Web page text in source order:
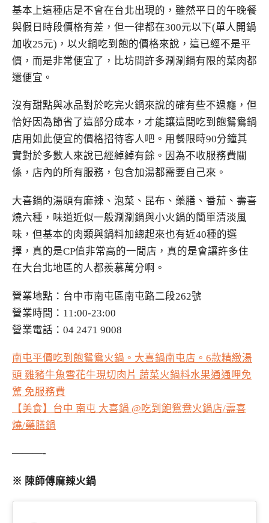
基本上這種店是不會在台北出現的，雖然平日的午晚餐
與假日時段價格有差，但一律都在300元以下(單人開鍋
加收25元)，以火鍋吃到飽的價格來說，這已經不是平
價，而是非常便宜了，比坊間許多涮涮鍋有限的菜肉都
還便宜。
沒有甜點與冰品對於吃完火鍋來說的確有些不過癮，但
恰好因為節省了這部分成本，才能讓這間吃到飽鴛鴦鍋
店用如此便宜的價格招待客人吧。用餐限時90分鐘其
實對於多數人來說已經綽綽有餘。因為不收服務費關
係，店內的所有服務，包含加湯都需要自己來。
大喜鍋的湯頭有麻辣、泡菜、昆布、藥膳、番茄、壽喜
燒六種，味道近似一般涮涮鍋與小火鍋的簡單清淡風
味，但基本的肉類與鍋料加總起來也有近40種的選
擇，真的是CP值非常高的一間店，真的是會讓許多住
在大台北地區的人都羨慕萬分啊。
營業地點：台中市南屯區南屯路二段262號
營業時間：11:00-23:00
營業電話：04 2471 9008
南屯平價吃到飽鴛鴦火鍋。大喜鍋南屯店。6款精緻湯
頭 雞豬牛魚雪花牛現切肉片 蔬菜火鍋料水果通通呷免
驚 免服務費
【美食】台中 南屯 大喜鍋 @吃到飽鴛鴦火鍋店/壽喜
燒/藥膳鍋
———-
※ 陳師傅麻辣火鍋